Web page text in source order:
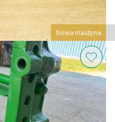
Nowa maszyna